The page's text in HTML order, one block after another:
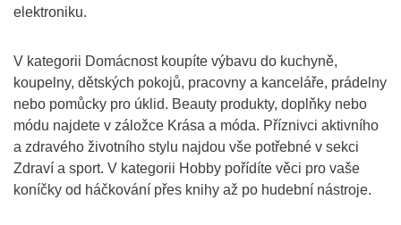
elektroniku.
V kategorii Domácnost koupíte výbavu do kuchyně,
koupelny, dětských pokojů, pracovny a kanceláře, prádelny
nebo pomůcky pro úklid. Beauty produkty, doplňky nebo
módu najdete v záložce Krása a móda. Příznivci aktivního
a zdravého životního stylu najdou vše potřebné v sekci
Zdraví a sport. V kategorii Hobby pořídíte věci pro vaše
koníčky od háčkování přes knihy až po hudební nástroje.